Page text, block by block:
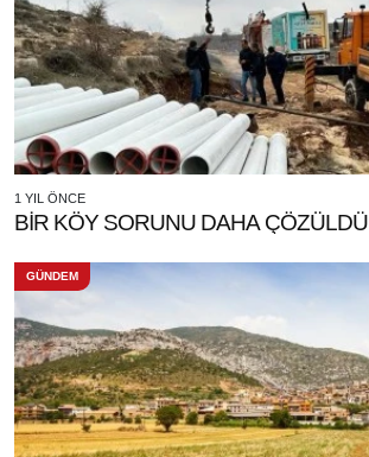
1 YIL ÖNCE
BİR KÖY SORUNU DAHA ÇÖZÜLDÜ
GÜNDEM